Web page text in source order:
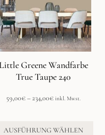
Greene Wandfarbe
True Taupe 240
59,00€–234,00€Preisspanne:
234,00€
inkl. Mwst.
AUSFÜHRUNG WÄHLEN
auf.
Optionen
können
auf
der
gewählt
werden